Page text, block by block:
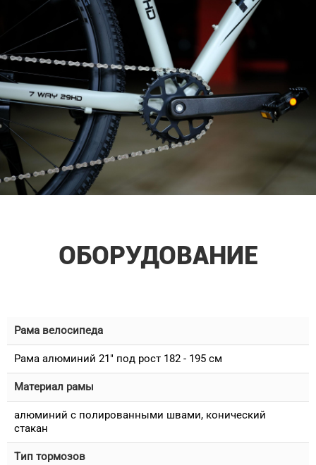
ОБОРУДОВАНИЕ
Рама велосипеда
Рама алюминий 21" под рост 182 - 195 см
Материал рамы
алюминий с полированными швами, конический
стакан
Тип тормозов